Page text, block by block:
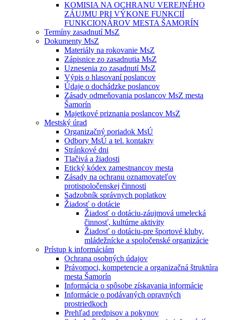
KOMISIA NA OCHRANU VEREJNÉHO
ZÁUJMU PRI VÝKONE FUNKCIÍ
FUNKCIONÁROV MESTA ŠAMORÍN
Termíny zasadnutí MsZ
Dokumenty MsZ
Materiály na rokovanie MsZ
Zápisnice zo zasadnutia MsZ
Uznesenia zo zasadnutí MsZ
Výpis o hlasovaní poslancov
Údaje o dochádzke poslancov
Zásady odmeňovania poslancov MsZ mesta
Šamorín
Majetkové priznania poslancov MsZ
Mestský úrad
Organizačný poriadok MsÚ
Odbory MsÚ a tel. kontakty
Stránkové dni
Tlačivá a žiadosti
Etický kódex zamestnancov mesta
Zásady na ochranu oznamovateľov
protispoločenskej činnosti
Sadzobník správnych poplatkov
Žiadosť o dotácie
Žiadosť o dotáciu-záujmová umelecká
činnosť, kultúrne aktivity
Žiadosť o dotáciu-pre športové kluby,
mládežnícke a spoločenské organizácie
Prístup k informáciám
Ochrana osobných údajov
Právomoci, kompetencie a organizačná štruktúra
mesta Šamorín
Informácia o spôsobe získavania informácie
Informácie o podávaných opravných
prostriedkoch
Prehľad predpisov a pokynov